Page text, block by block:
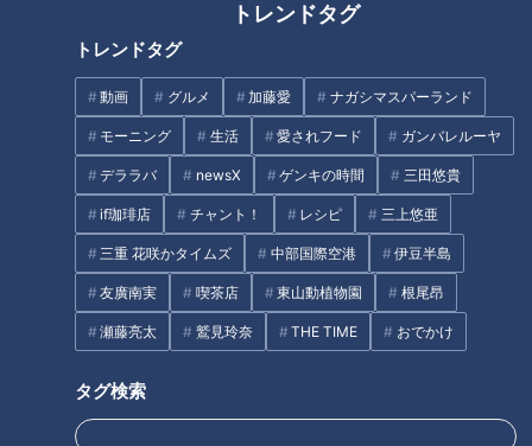
トレンドタグ
トレンドタグ
動画 グルメ 加藤愛 ナガシマスパーランド
モーニング 生活 愛されフード ガンバレルーヤ
デララバ newsX ゲンキの時間 三田悠貴
if珈琲店 チャント！ レシピ 三上悠亜
三重 花咲かタイムズ 中部国際空港 伊豆半島
友廣南実 喫茶店 東山動植物園 根尾昂
瀬藤亮太 鷲見玲奈 THE TIME おでかけ
タグ検索
肥満改善の大敵「認知のゆがみ」
太りやすい原因＆リバウンドの原因
ドクター直伝！自分のやりたい事で肥満改善「1日だけダイ
エット」
なかやまきんに君直伝！世界一！？楽で長続きする筋トレ
オススメ関連コンテンツ
肥満改善の大敵「認知のゆがみ」
問題を抱えている事が多いそうです。それが「認知のゆがみ」
です。認知のゆがみとは、自分の現状を間違って捉える事や、